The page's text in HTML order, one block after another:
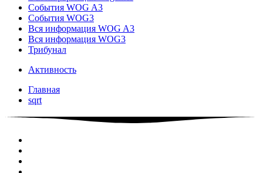
События WOG A3
События WOG3
Вся информация WOG A3
Вся информация WOG3
Трибунал
Активность
Главная
sqrt